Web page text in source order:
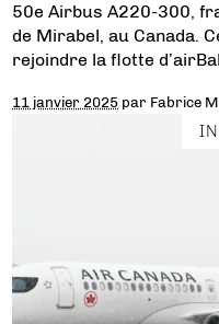
50e Airbus A220-300,
de Mirabel, au Canada.
rejoindre la flotte
11 janvier 2025 par Fabrice